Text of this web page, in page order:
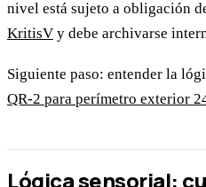
nivel está sujeto a obligación
KritisV y debe archivarse
Siguiente paso: entender la
QR-2 para perímetro exterior
Lógica sensorial: